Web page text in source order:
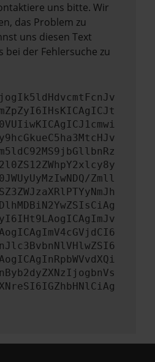
uns bitte. Wir
das Problem zu
uns diesen Text
bei der Fehlersuche zu
Zmll